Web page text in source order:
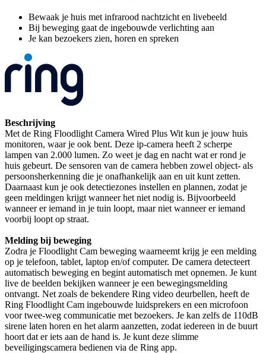
Bewaak je huis met infrarood nachtzicht en livebeeld
Bij beweging gaat de ingebouwde verlichting aan
Je kan bezoekers zien, horen en spreken
Beschrijving
Met de Ring Floodlight Camera Wired Plus Wit kun je jouw huis
monitoren, waar je ook bent. Deze ip-camera heeft 2 scherpe
lampen van 2.000 lumen. Zo weet je dag en nacht wat er rond je
huis gebeurt. De sensoren van de camera hebben zowel object- als
persoonsherkenning die je onafhankelijk aan en uit kunt zetten.
Daarnaast kun je ook detectiezones instellen en plannen, zodat je
geen meldingen krijgt wanneer het niet nodig is. Bijvoorbeeld
wanneer er iemand in je tuin loopt, maar niet wanneer er iemand
voorbij loopt op straat.
Melding bij beweging
Zodra je Floodlight Cam beweging waarneemt krijg je een melding
op je telefoon, tablet, laptop en/of computer. De camera detecteert
automatisch beweging en begint automatisch met opnemen. Je kunt
live de beelden bekijken wanneer je een bewegingsmelding
ontvangt. Net zoals de bekendere Ring video deurbellen, heeft de
Ring Floodlight Cam ingebouwde luidsprekers en een microfoon
voor twee-weg communicatie met bezoekers. Je kan zelfs de 110dB
sirene laten horen en het alarm aanzetten, zodat iedereen in de buurt
hoort dat er iets aan de hand is. Je kunt deze slimme
beveiligingscamera bedienen via de Ring app.